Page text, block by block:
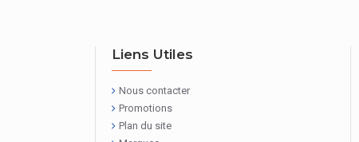
Liens Utiles
Nous contacter
Promotions
Plan du site